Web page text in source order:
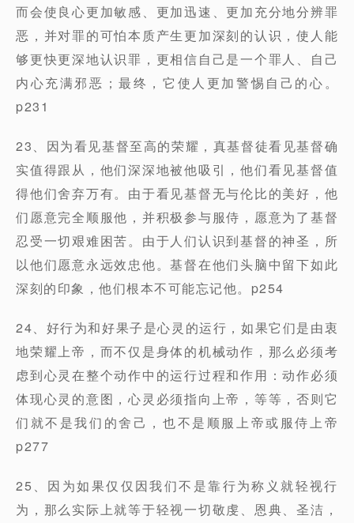
而会使良心更加敏感、更加迅速、更加充分地分辨罪
恶，并对罪的可怕本质产生更加深刻的认识，使人能
够更快更深地认识罪，更相信自己是一个罪人、自己
内心充满邪恶；最终，它使人更加警惕自己的心。
p231
23、因为看见基督至高的荣耀，真基督徒看见基督确
实值得跟从，他们深深地被他吸引，他们看见基督值
得他们舍弃万有。由于看见基督无与伦比的美好，他
们愿意完全顺服他，并积极参与服侍，愿意为了基督
忍受一切艰难困苦。由于人们认识到基督的神圣，所
以他们愿意永远效忠他。基督在他们头脑中留下如此
深刻的印象，他们根本不可能忘记他。p254
24、好行为和好果子是心灵的运行，如果它们是由衷
地荣耀上帝，而不仅是身体的机械动作，那么必须考
虑到心灵在整个动作中的运行过程和作用：动作必须
体现心灵的意图，心灵必须指向上帝，等等，否则它
们就不是我们的舍己，也不是顺服上帝或服侍上帝
p277
25、因为如果仅仅因我们不是靠行为称义就轻视行
为，那么实际上就等于轻视一切敬虔、恩典、圣洁，